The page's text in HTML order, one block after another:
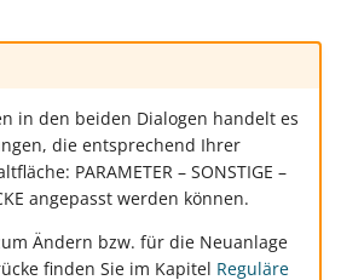
in den beiden Dialogen handelt es
die entsprechend Ihrer
PARAMETER – SONSTIGE –
angepasst werden können.
Ändern bzw. für die Neuanlage
finden Sie im Kapitel Reguläre